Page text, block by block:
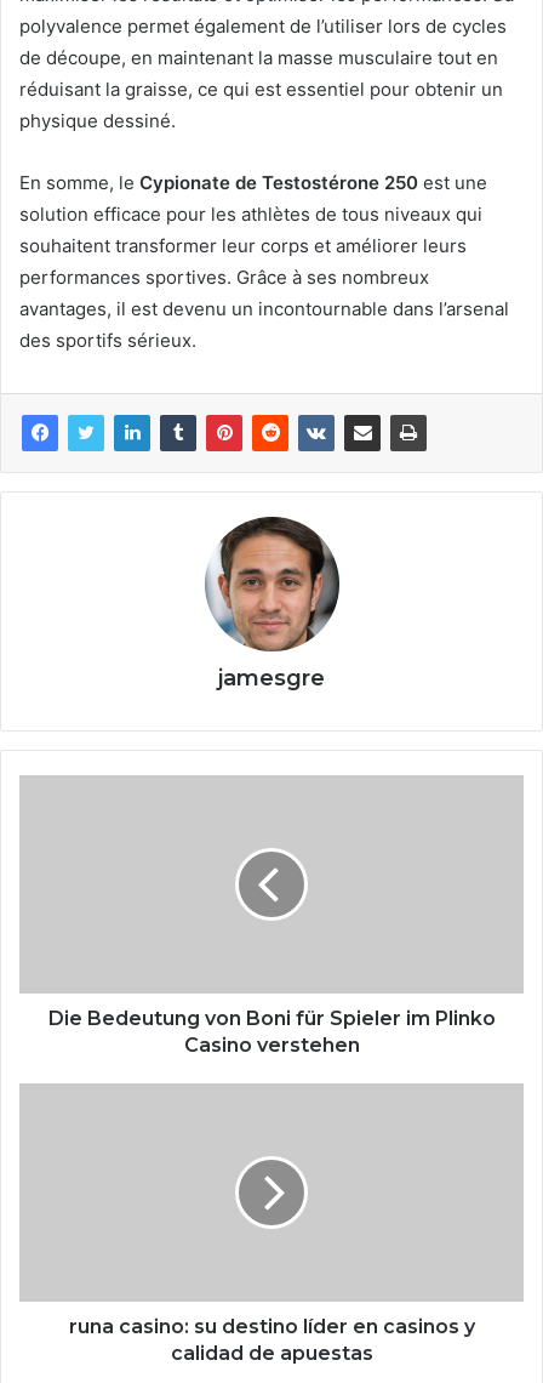
polyvalence permet également de l’utiliser lors de cycles
de découpe, en maintenant la masse musculaire tout en
réduisant la graisse, ce qui est essentiel pour obtenir un
physique dessiné.
En somme, le Cypionate de Testostérone 250 est une
solution efficace pour les athlètes de tous niveaux qui
souhaitent transformer leur corps et améliorer leurs
performances sportives. Grâce à ses nombreux
avantages, il est devenu un incontournable dans l’arsenal
des sportifs sérieux.
jamesgre
Die Bedeutung von Boni für Spieler im Plinko
Casino verstehen
runa casino: su destino líder en casinos y
calidad de apuestas